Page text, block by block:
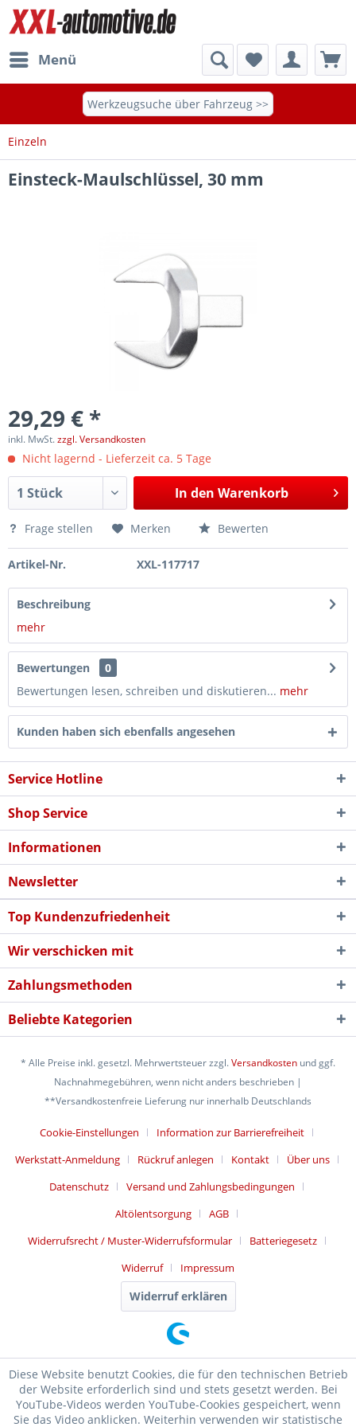
Menü
Werkzeugsuche über Fahrzeug >>
Einzeln
Einsteck-Maulschlüssel, 30 mm
29,29 € *
inkl. MwSt.zzgl. Versandkosten
Nicht lagernd - Lieferzeit ca. 5 Tage
In den Warenkorb
Frage stellen Merken Bewerten
Artikel-Nr. XXL-117717
Beschreibung
mehr
Bewertungen
0
Bewertungen lesen, schreiben und diskutieren... mehr
Kunden haben sich ebenfalls angesehen
Service Hotline
Shop Service
Informationen
Newsletter
Top Kundenzufriedenheit
Wir verschicken mit
Zahlungsmethoden
Beliebte Kategorien
* Alle Preise inkl. gesetzl. Mehrwertsteuer zzgl.Versandkosten und ggf.
Nachnahmegebühren, wenn nicht anders beschrieben |
**Versandkostenfreie Lieferung nur innerhalb Deutschlands
Cookie-Einstellungen
Information zur Barrierefreiheit
Werkstatt-Anmeldung
Rückruf anlegen Kontakt
Über uns
Datenschutz
Versand und Zahlungsbedingungen
Altölentsorgung
AGB
Widerrufsrecht / Muster-Widerrufsformular
Batteriegesetz
Widerruf
Impressum
Widerruf erklären
Diese Website benutzt Cookies, die für den technischen Betrieb
der Website erforderlich sind und stets gesetzt werden. Bei
YouTube-Videos werden YouTube-Cookies gespeichert, wenn
Sie das Video anklicken. Weiterhin verwenden wir statistische